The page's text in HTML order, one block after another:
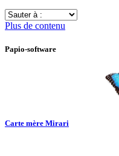
Sauter
à
Plus de contenu
Papio-software
Carte mère Mirari